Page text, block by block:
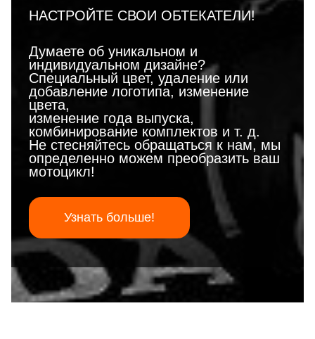
НАСТРОЙТЕ СВОИ ОБТЕКАТЕЛИ!
Думаете об уникальном и
индивидуальном дизайне?
Специальный цвет, удаление или
добавление логотипа, изменение
цвета,
изменение года выпуска,
комбинирование комплектов и т. д.
Не стесняйтесь обращаться к нам, мы
определенно можем преобразить ваш
мотоцикл!
Узнать больше!